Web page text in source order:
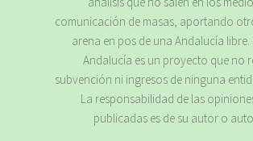
comunicación de masas, aportando
arena en pos de una Andalucía libre.
Andalucía es un proyecto que no
subvención ni ingresos de ninguna
La responsabilidad de las
publicadas es de su autor o